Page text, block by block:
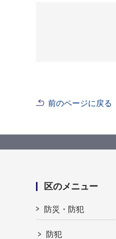
前のページに戻る
区のメニュー
防災・防犯
防犯